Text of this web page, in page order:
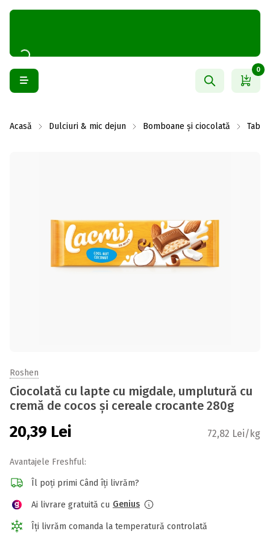
0
Acasă Dulciuri & mic dejun Bomboane și ciocolată
Roshen
Ciocolată cu lapte cu migdale, umplutură cu
cremă de cocos și cereale crocante 280g
20,39 Lei 72,82 Lei/kg
Avantajele Freshful:
Îl poți primi Când îți livrăm?
Ai livrare gratuită cu Genius
Îți livrăm comanda la temperatură controlată